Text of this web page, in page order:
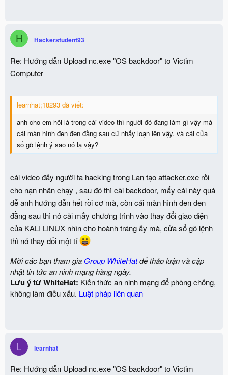
H Hackerstudent93
Re: Hướng dẫn Upload nc.exe "OS backdoor" to Victim
Computer
learnhat;18293 đã viết:
anh cho em hỏi là trong cái video thì người đó đang làm gì vậy mà
cái màn hình đen đen đằng sau cứ nhẩy loạn lên vậy. và cái cửa
sổ gõ lệnh ý sao nó lạ vậy?
cái video đấy người ta hacking trong Lan tạo attacker.exe rồi
cho nạn nhân chạy , sau đó thì cài backdoor, mấy cái này quá
dễ anh hướng dẫn hết rồi cơ mà, còn cái màn hình đen đen
đằng sau thì nó cài mấy chương trình vào thay đổi giao diện
của KALI LINUX nhìn cho hoành tráng ấy mà, cửa sổ gõ lệnh
thì nó thay đổi một tí
Mời các bạn tham gia Group WhiteHatđể thảo luận và cập
nhật tin tức an ninh mạng hàng ngày.
Lưu ý từ WhiteHat: Kiến thức an ninh mạng để phòng chống,
không làm điều xấu. Luật pháp liên quan
L learnhat
Re: Hướng dẫn Upload nc.exe "OS backdoor" to Victim